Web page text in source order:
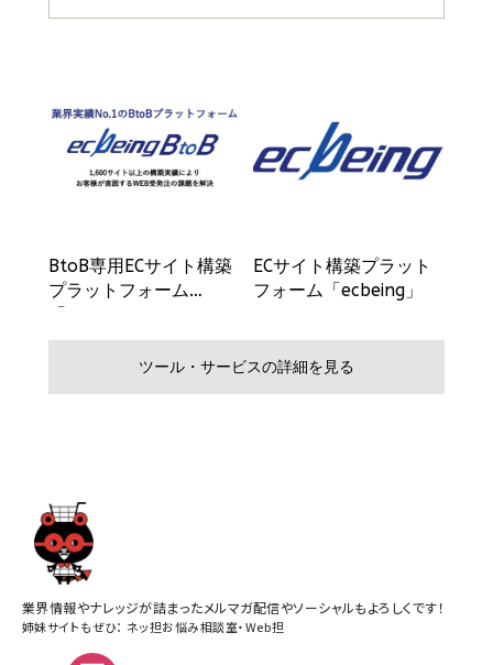
業界情報やナレッジが詰まったメルマガ配信やソーシャルもよろしくです！
姉妹サイトもぜひ： ネッ担お悩み相談室・Web担